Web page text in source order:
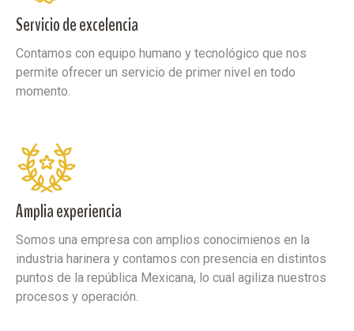
Servicio de excelencia
Contamos con equipo humano y tecnológico que nos
permite ofrecer un servicio de primer nivel en todo
momento.
Amplia experiencia
Somos una empresa con amplios conocimienos en la
industria harinera y contamos con presencia en distintos
puntos de la república Mexicana, lo cual agiliza nuestros
procesos y operación.